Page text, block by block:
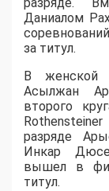
разряде.
Даниалом
за титул.
В женской
Асылжан
второго
разряде
Инкар
вышел в
титул.